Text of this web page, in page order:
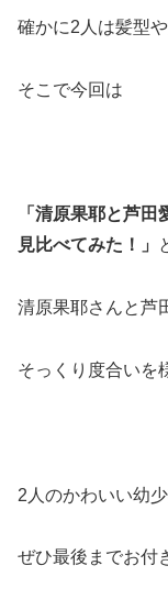
確かに2人は髪型
そこで今回は
「清原果耶と芦
見比べてみた！」
清原果耶さんと芦
そっくり度合いを
2人のかわいい幼
ぜひ最後までお付